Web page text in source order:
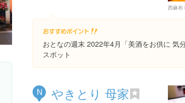
西麻布
おとなの週末 2022年4月「美酒をお供に 気
スポット
N やきとり 母家